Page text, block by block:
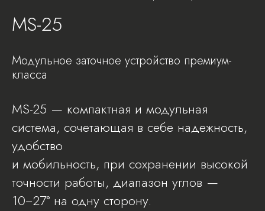
MS-25
Модульное заточное устройство премиум-
класса
MS-25 — компактная и модульная
система, сочетающая в себе надежность,
удобство
и мобильность, при сохранении высокой
точности работы, диапазон углов —
10−27° на одну сторону.